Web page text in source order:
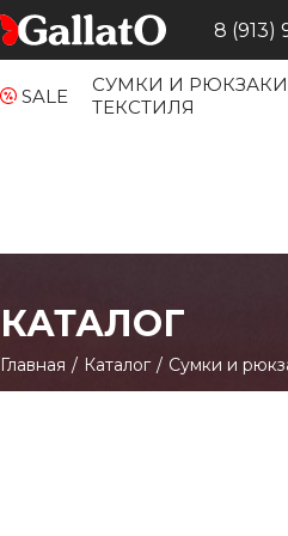
8 (913)
SALE
СУМКИ И
ТЕКСТИЛЯ
КАТАЛОГ
Главная / Каталог / Сумки и